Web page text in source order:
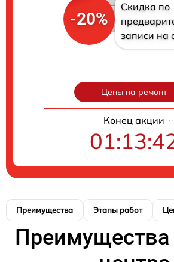
-20%
Скидка по
записи на
Цены на ремонт
Конец акции
Преимущества Этапы работ
Преимущества